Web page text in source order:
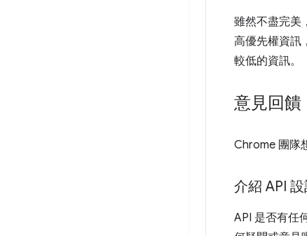
雖然不盡完美
高優先權資訊
較低的資訊。
意見回饋
Chrome 團隊
介紹 API
API 是否有任